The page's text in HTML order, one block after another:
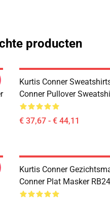
producten
Kurtis Conner
Conner Pullover
€ 37,67 - € 44,11
Kurtis Conner
Conner Plat Masker